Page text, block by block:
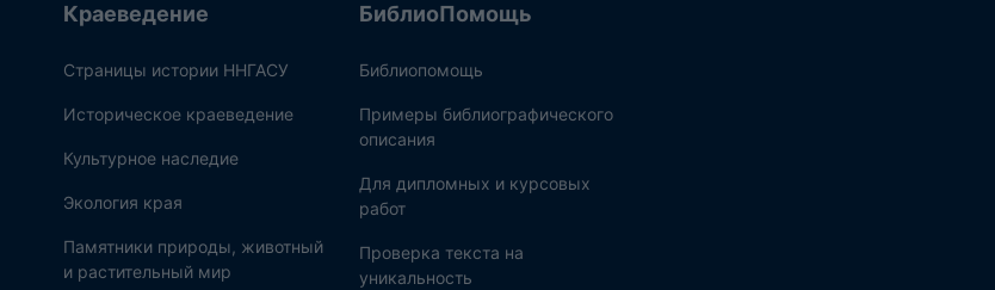
Краеведение
Страницы истории ННГАСУ
Историческое краеведение
Культурное наследие
Экология края
Памятники природы, животный
и растительный мир
БиблиоПомощь
Библиопомощь
Примеры библиографического
описания
Для дипломных и курсовых
работ
Проверка текста на
уникальность